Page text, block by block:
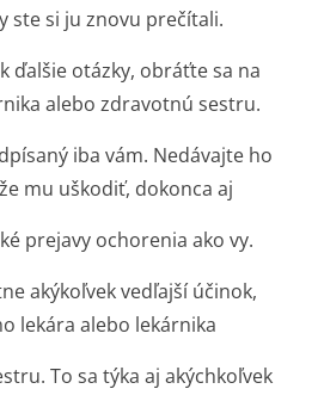
ste si ju znovu prečítali.
ďalšie otázky, obráťte sa na
alebo zdravotnú sestru.
iba vám. Nedávajte ho
mu uškodiť, dokonca aj
prejavy ochorenia ako vy.
akýkoľvek vedľajší účinok,
lekára alebo lekárnika
To sa týka aj akýchkoľvek